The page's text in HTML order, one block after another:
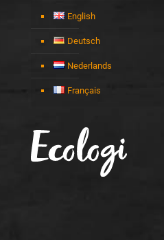
English
Deutsch
Nederlands
Français